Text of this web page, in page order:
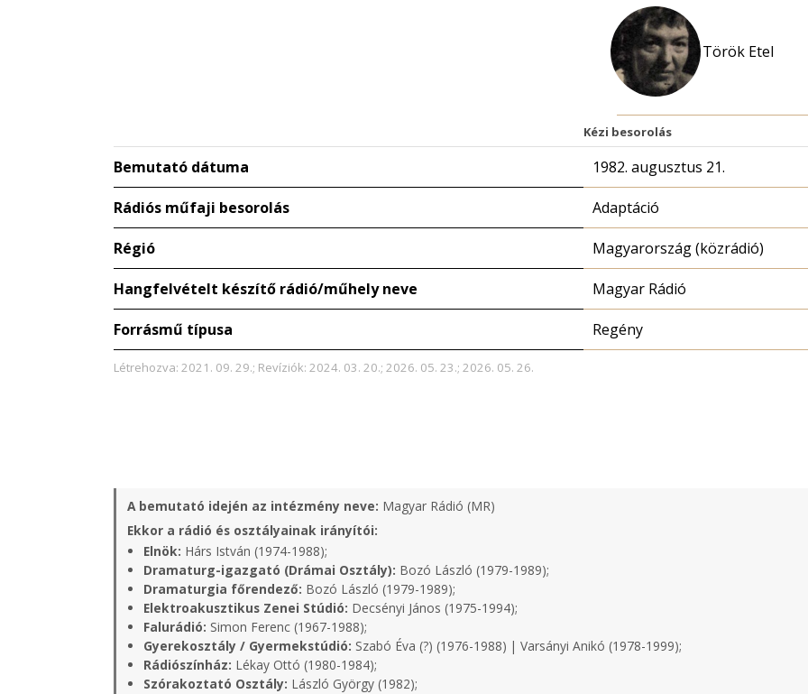
Török Etel
Kézi besorolás
Bemutató dátuma 1982. augusztus 21.
Rádiós műfaji besorolás Adaptáció
Régió Magyarország (közrádió)
Hangfelvételt készítő rádió/műhely neve Magyar Rádió
Forrásmű típusa Regény
Létrehozva: 2021. 09. 29.; Revíziók: 2024. 03. 20.; 2026. 05. 23.; 2026. 05. 26.
A bemutató idején az intézmény neve: Magyar Rádió (MR)
Ekkor a rádió és osztályainak irányítói:
Elnök: Hárs István (1974-1988);
Dramaturg-igazgató (Drámai Osztály): Bozó László (1979-1989);
Dramaturgia főrendező: Bozó László (1979-1989);
Elektroakusztikus Zenei Stúdió: Decsényi János (1975-1994);
Falurádió: Simon Ferenc (1967-1988);
Gyerekosztály / Gyermekstúdió: Szabó Éva (?) (1976-1988) | Varsányi Anikó (1978-1999);
Rádiószínház: Lékay Ottó (1980-1984);
Szórakoztató Osztály: László György (1982);